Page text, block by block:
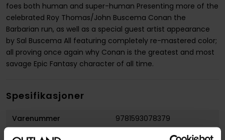
foes both human and super-human Presenting more of the
celebrated Roy Thomas/John Buscema Conan the
Barbarian run, as well as a special guest artist appearance
by Sal Buscema All featuring completely re-mastered color;
all proving once again why Conan is the greatest and most
savage Epic Fantasy character of all time.
Spesifikasjoner
Varenummer
9781593078379
Opprinnelsesland :